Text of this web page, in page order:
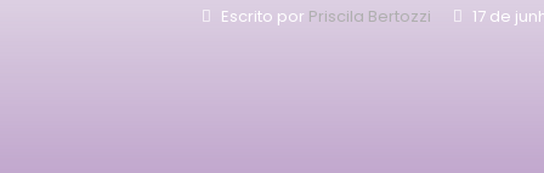
Escrito por Priscila Bertozzi 17 de